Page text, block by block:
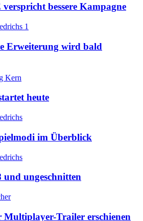
bessere Kampagne
1
Erweiterung wird bald
Kern
heute
im Überblick
und ungeschnitten
Multiplayer-Trailer erschienen